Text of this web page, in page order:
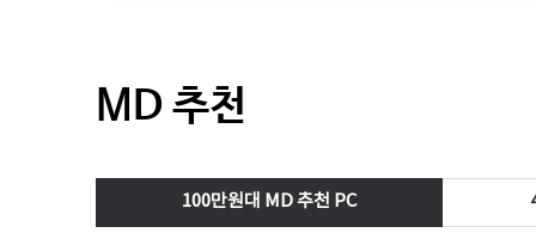
MD 추천
100만원대 MD 추천 PC